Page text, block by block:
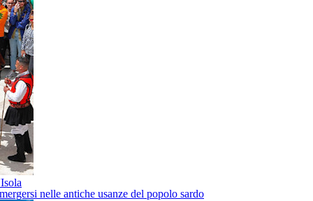
nelle antiche usanze del popolo sardo